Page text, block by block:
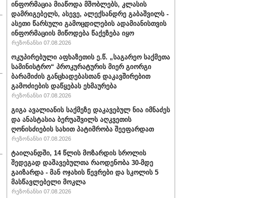
ინფორმაცია მიაწოდა მშობლებს, კლასის
დამრიგებელს, ასევე, ალექსანდრე გაბაშვილს -
ასეთი წარსული გამოცდილების ადამიანისთვის
ინფორმაციის მიწოდება წაქეზება იყო
რეზონანსი 07.08.2026
ოკუპირებული აფხაზეთის ე.წ. „საგარეო საქმეთა
სამინისტრო“ პროკურატურის მიერ გიორგი
ბარამიძის განცხადებასთან დაკავშირებით
გამოძიების დაწყებას ეხმაურება
რეზონანსი 07.08.2026
გიგა ავალიანის საქმეზე დაკავებულ ნია იმნაძეს
და ანასტასია ბერუაშვილს აღკვეთის
ღონისძიების სახით პატიმრობა შეეფარდათ
რეზონანსი 07.08.2026
ტაილანდში, 14 წლის მოზარდის სროლის
შედეგად დაშავებულთა რაოდენობა 30-მდე
გაიზარდა - მან ოჯახის წევრები და სკოლის 5
მასწავლებელი მოკლა
რეზონანსი 07.08.2026